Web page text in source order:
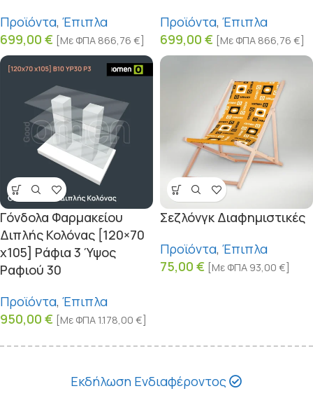
Προϊόντα, Έπιπλα
699,00 € [Με ΦΠΑ 866,76 €
Προϊόντα, Έπιπλα
699,00 € [Με ΦΠΑ 866,76 €
Γόνδολα Φαρμακείου
Διπλής Κολόνας [120×70
x105] Ράφια 3 Ύψος
Ραφιού 30
Προϊόντα, Έπιπλα
950,00 € [Με ΦΠΑ 1.178,00 €
Σεζλόνγκ Διαφημιστικές
Προϊόντα, Έπιπλα
75,00 € [Με ΦΠΑ 93,00 €
Εκδήλωση Ενδιαφέροντος